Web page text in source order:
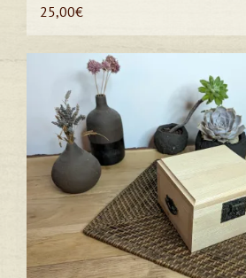
25,00€